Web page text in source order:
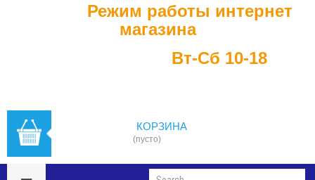
Режим работы интернет
магазина
Вт-Сб 10-18
КОРЗИНА
(пусто)